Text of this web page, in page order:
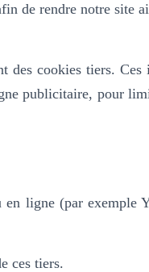
de rendre notre site
des cookies tiers.
publicitaire, pour
ligne (par exemple
ces tiers.